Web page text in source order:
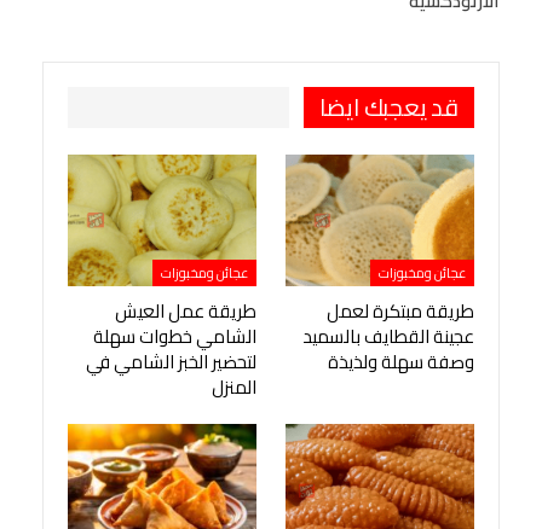
قد يعجبك ايضا
عجائن ومخبوزات
طريقة مبتكرة لعمل
عجينة القطايف بالسميد
وصفة سهلة ولذيذة
عجائن ومخبوزات
طريقة عمل العيش
الشامي خطوات سهلة
لتحضير الخبز الشامي في
المنزل